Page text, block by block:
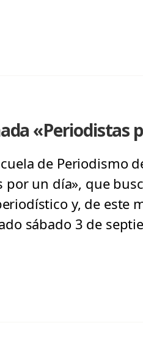
«Periodistas
de Periodismo
un día», que
y, de este
sábado 3 de